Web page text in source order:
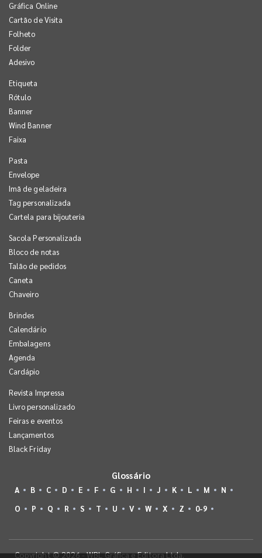
Gráfica Online
Cartão de Visita
Folheto
Folder
Adesivo
Etiqueta
Rótulo
Banner
Wind Banner
Faixa
Pasta
Envelope
Imã de geladeira
Tag personalizada
Cartela para bijouteria
Sacola Personalizada
Bloco de notas
Talão de pedidos
Caneta
Chaveiro
Brindes
Calendário
Embalagens
Agenda
Cardápio
Revista Impressa
Livro personalizado
Feiras e eventos
Lançamentos
Black Friday
Glossário
A B C D E F G H I J K L M
N
O
P Q R S T U V W X Z 0-9
Copyright © 2026 - WBL Gráfica e Editora Ltda.